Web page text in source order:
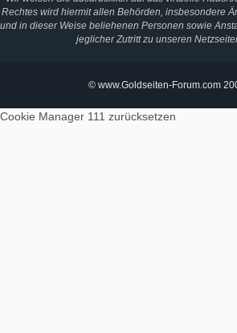
Rechtes wird hiermit allen Behörden, insbesondere
und in dieser Weise beliehenen Personen sowie
jeglicher Zutritt zu unseren
© www.Goldseiten-Forum.com
Cookie Manager 111 zurücksetzen